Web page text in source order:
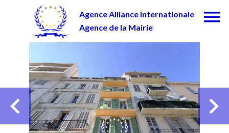
Agence Alliance Internationale
Agence de la Mairie